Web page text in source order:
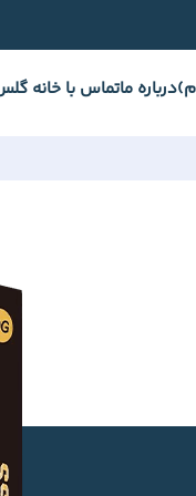
درباره ماتماس با خانه